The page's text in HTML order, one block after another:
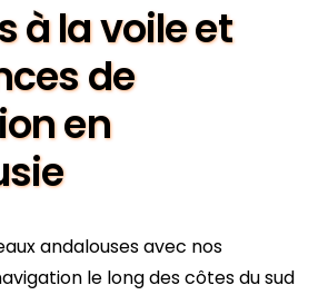
à la voile et
de
en
andalouses avec nos
le long des côtes du sud